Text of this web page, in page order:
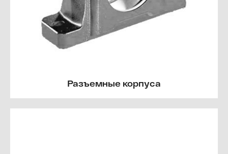
Разъемные корпуса